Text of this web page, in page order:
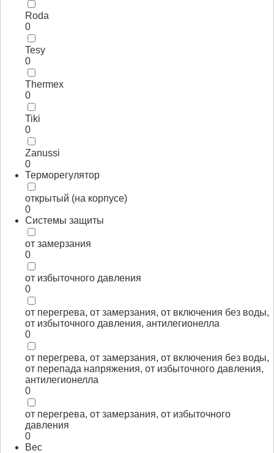
Roda
0
Tesy
0
Thermex
0
Tiki
0
Zanussi
0
Терморегулятор
открытый (на корпусе)
0
Системы защиты
от замерзания
0
от избыточного давления
0
от перегрева, от замерзания, от включения без воды,
от избыточного давления, антилегионелла
0
от перегрева, от замерзания, от включения без воды,
от перепада напряжения, от избыточного давления,
антилегионелла
0
от перегрева, от замерзания, от избыточного
давления
0
Вес